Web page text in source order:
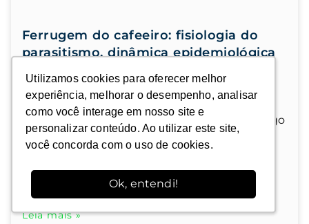
Utilizamos cookies para oferecer melhor
experiência, melhorar o desempenho, analisar
como você interage em nosso site e
personalizar conteúdo. Ao utilizar este site,
você concorda com o uso de cookies.
Ok, entendi!
Utilizamos cookies para oferecer melhor
experiência, melhorar o desempenho, analisar
como você interage em nosso site e
personalizar conteúdo. Ao utilizar este site,
você concorda com o uso de cookies.
Ok, entendi!
Ferrugem do cafeeiro: fisiologia do
parasitismo, dinâmica epidemiológica
Entenda a ferrugem do cafeeiro: como o fungo
Hemileia vastatrix infecta a planta, seus
manejo integrado.
Leia mais »